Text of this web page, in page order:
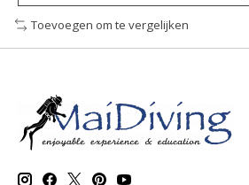
Toevoegen om te vergelijken